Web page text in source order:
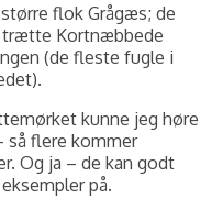
flok Grågæs; de
trætte Kortnæbbede
(de fleste fugle i
kunne jeg høre
så flere kommer
Og ja – de kan godt
på.